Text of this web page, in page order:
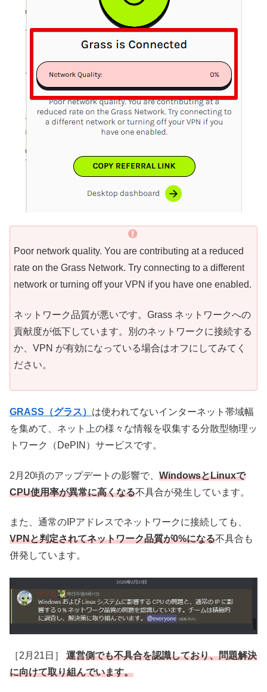
Poor network quality. You are contributing at a reduced
rate on the Grass Network. Try connecting to a different
network or turning off your VPN if you have one enabled.
ネットワーク品質が悪いです。Grass ネットワークへの
貢献度が低下しています。別のネットワークに接続する
か、VPN が有効になっている場合はオフにしてみてく
ださい。
GRASS（グラス） は使われてないインターネット帯域幅
を集めて、ネット上の様々な情報を収集する分散型物理ッ
トワーク（DePIN）サービスです。
2月20頃のアップデートの影響で、 WindowsとLinuxで
CPU使用率が異常に高くなる不具合が発生しています。
また、通常のIPアドレスでネットワークに接続しても、
VPNと判定されてネットワーク品質が0%になる不具合も
併発しています。
［2月21日］ 運営側でも不具合を認識しており、問題解決
に向けて取り組んでいます。